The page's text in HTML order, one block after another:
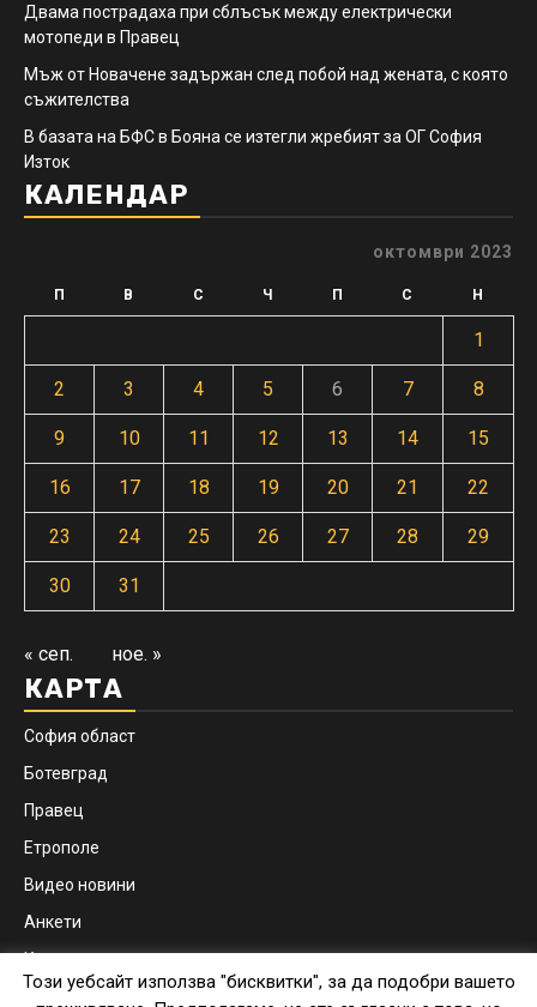
Двама пострадаха при сблъсък между електрически
мотопеди в Правец
Мъж от Новачене задържан след побой над жената, с която
съжителства
В базата на БФС в Бояна се изтегли жребият за ОГ София
Изток
КАЛЕНДАР
октомври 2023
П В С Ч П С Н
1
2 3 4 5 6 7 8
9 10 11 12 13 14 15
16 17 18 19 20 21 22
23 24 25 26 27 28 29
30 31
« сеп. ное. »
КАРТА
София област
Ботевград
Правец
Етрополе
Видео новини
Анкети
Контакти
Този уебсайт използва "бисквитки", за да подобри вашето